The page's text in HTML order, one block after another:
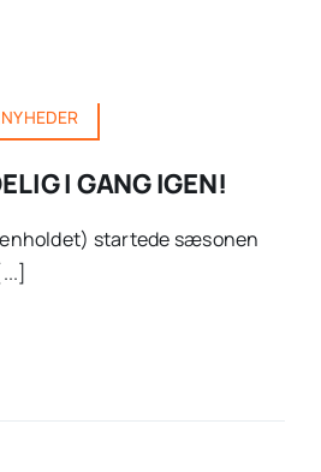
I GANG IGEN!
startede sæsonen